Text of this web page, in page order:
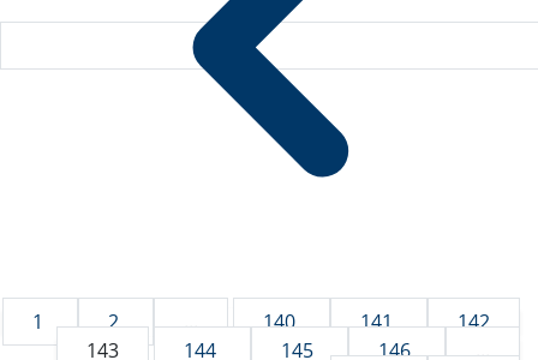
1 2 ... 140 141
142
143
144 145 146 ...